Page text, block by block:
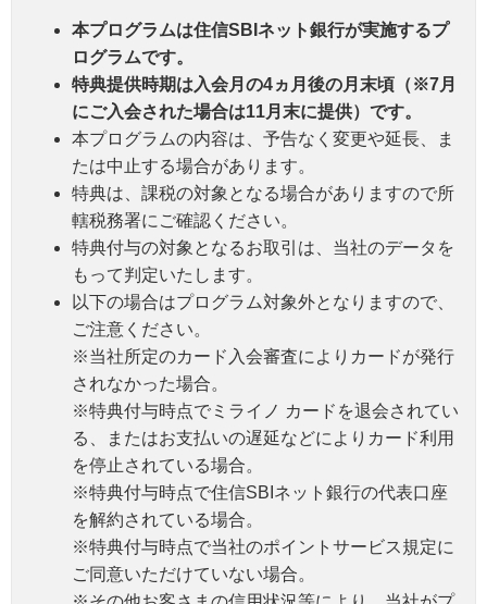
本プログラムは住信SBIネット銀行が実施するプ
ログラムです。
特典提供時期は入会月の4ヵ月後の月末頃（※7月
にご入会された場合は11月末に提供）です。
本プログラムの内容は、予告なく変更や延長、ま
たは中止する場合があります。
特典は、課税の対象となる場合がありますので所
轄税務署にご確認ください。
特典付与の対象となるお取引は、当社のデータを
もって判定いたします。
以下の場合はプログラム対象外となりますので、
ご注意ください。
※当社所定のカード入会審査によりカードが発行
されなかった場合。
※特典付与時点でミライノ カードを退会されてい
る、またはお支払いの遅延などによりカード利用
を停止されている場合。
※特典付与時点で住信SBIネット銀行の代表口座
を解約されている場合。
※特典付与時点で当社のポイントサービス規定に
ご同意いただけていない場合。